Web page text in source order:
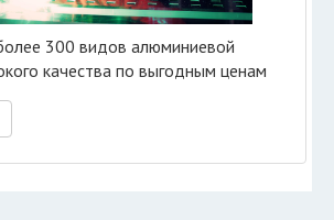
300 видов алюминиевой
качества по выгодным ценам